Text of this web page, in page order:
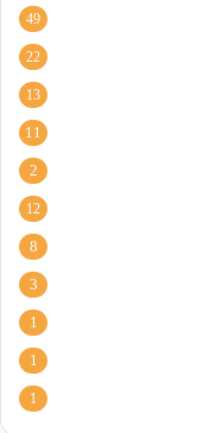
49
22
13
11
2
12
8
3
1
1
1